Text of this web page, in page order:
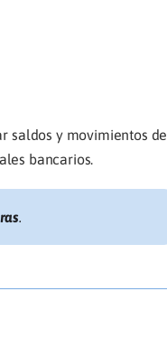
saldos y movimientos de
bancarios.
.